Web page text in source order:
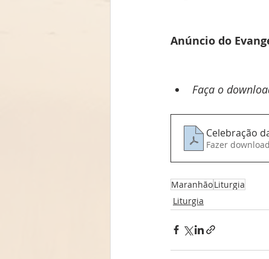
Anúncio do
Faça o
Celebração
Fazer
MaranhãoLiturgia
Liturgia